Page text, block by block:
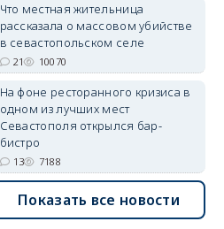
Что местная жительница
рассказала о массовом убийстве
в севастопольском селе
21 10070
На фоне ресторанного кризиса в
одном из лучших мест
Севастополя открылся бар-
бистро
13 7188
Показать все новости